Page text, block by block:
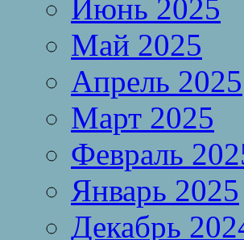
Июнь 2025
Май 2025
Апрель 2025
Март 2025
Февраль
Январь 2025
Декабрь